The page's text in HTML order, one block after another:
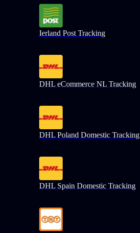
Ierland Post Tracking
DHL eCommerce NL Tracking
DHL Poland Domestic Tracking
DHL Spain Domestic Tracking